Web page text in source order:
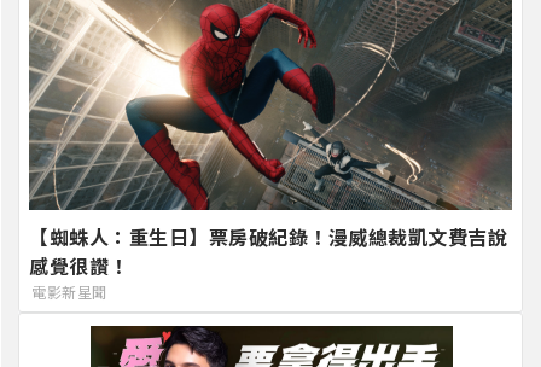
【蜘蛛人：重生日】票房破紀錄！漫威總裁凱文費吉說
感覺很讚！
電影新星聞